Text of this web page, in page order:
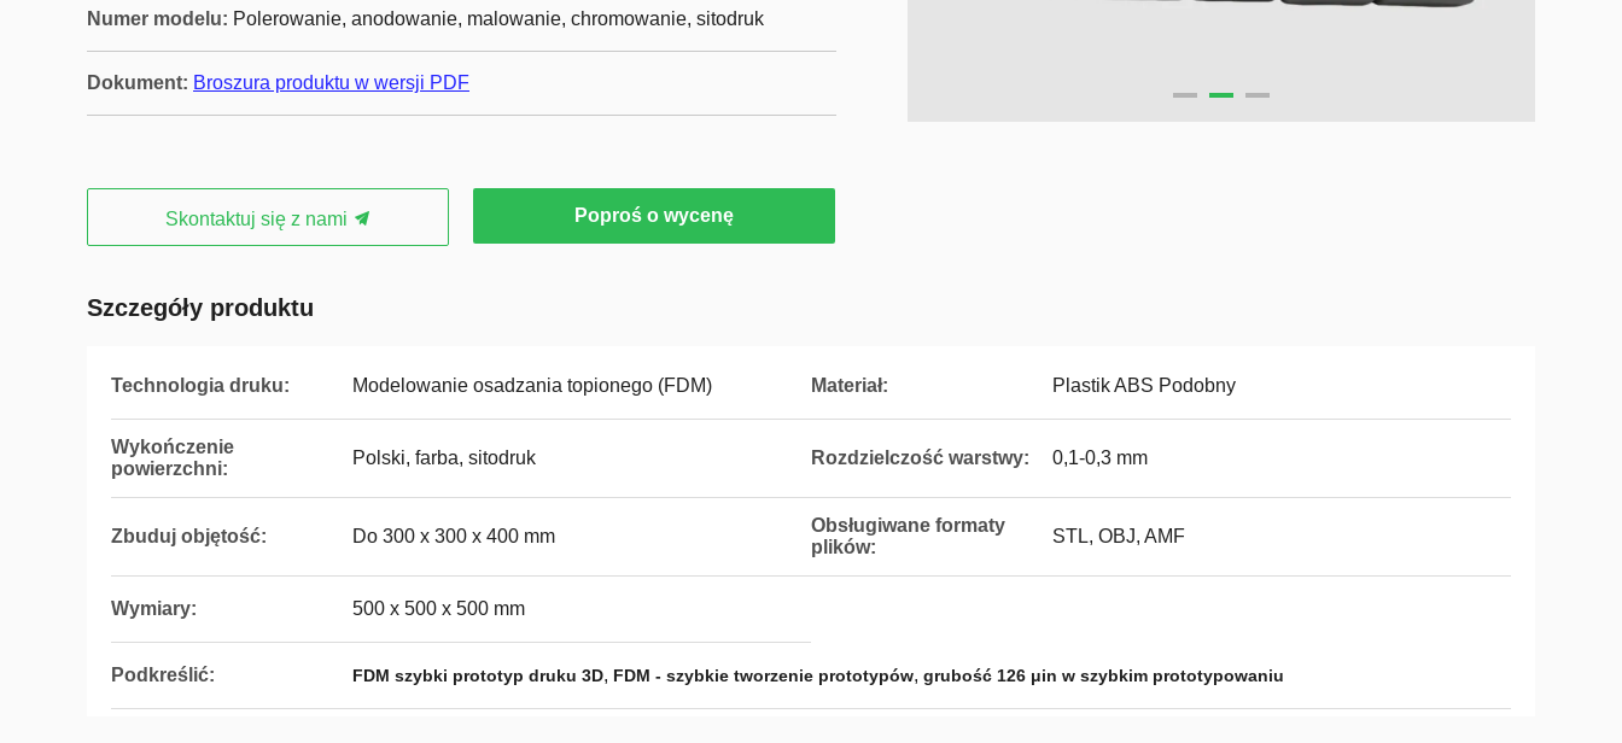
Numer modelu: Polerowanie, anodowanie, malowanie, chromowanie, sitodruk
Dokument: Broszura produktu w wersji PDF
Skontaktuj się z nami Poproś o wycenę
Szczegóły produktu
Technologia druku: Modelowanie osadzania topionego (FDM) Materiał: Plastik ABS Podobny
Wykończenie
powierzchni:
Polski, farba, sitodruk Rozdzielczość warstwy: 0,1-0,3 mm
Zbuduj objętość: Do 300 x 300 x 400 mm
Obsługiwane formaty
plików:
STL, OBJ, AMF
Wymiary: 500 x 500 x 500 mm
Podkreślić: FDM szybki prototyp druku 3D, FDM - szybkie tworzenie prototypów, grubość 126 μin w szybkim prototypowaniu